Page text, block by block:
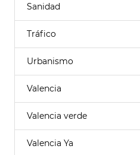
Sanidad
Tráfico
Urbanismo
Valencia
Valencia verde
Valencia Ya